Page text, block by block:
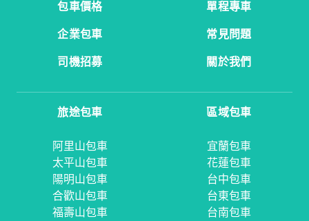
包車價格
單程專車
企業包車
常見問題
司機招募
關於我們
旅途包車
阿里山包車
太平山包車
陽明山包車
合歡山包車
福壽山包車
區域包車
宜蘭包車
花蓮包車
台中包車
台東包車
台南包車